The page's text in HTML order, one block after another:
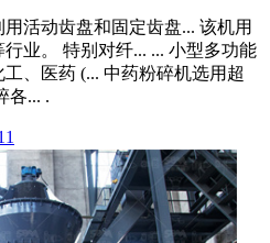
活动齿盘和固定齿盘... 该机用
业。 特别对纤... ... 小型多功能
、医药 (... 中药粉碎机选用超
各... .